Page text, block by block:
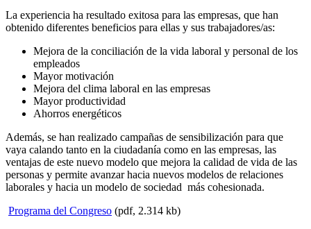
La experiencia ha resultado exitosa para las empresas, que han
obtenido diferentes beneficios para ellas y sus trabajadores/as:
Mejora de la conciliación de la vida laboral y personal de los
empleados
Mayor motivación
Mejora del clima laboral en las empresas
Mayor productividad
Ahorros energéticos
Además, se han realizado campañas de sensibilización para que
vaya calando tanto en la ciudadanía como en las empresas, las
ventajas de este nuevo modelo que mejora la calidad de vida de las
personas y permite avanzar hacia nuevos modelos de relaciones
laborales y hacia un modelo de sociedad más cohesionada.
Programa del Congreso (pdf, 2.314 kb)